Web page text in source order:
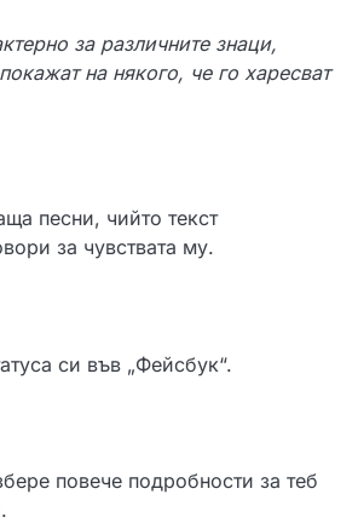
за различните знаци,
на някого, че го харесват
песни, чийто текст
за чувствата му.
си във „Фейсбук“.
повече подробности за теб